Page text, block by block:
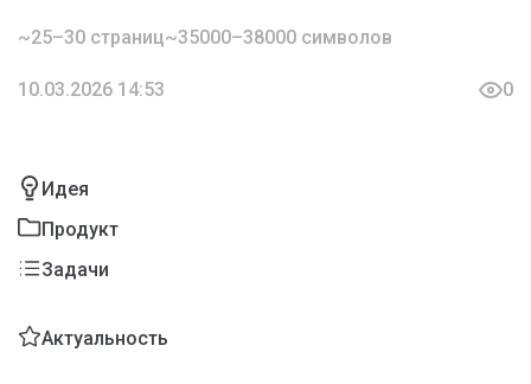
~25–30 страниц~35000–38000 символов
10.03.2026 14:53 0
Идея
Продукт
Задачи
Актуальность